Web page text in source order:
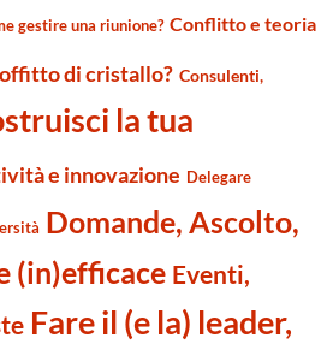
gestire una riunione? Conflitto e teoria
di cristallo? Consulenti,
la tua
e innovazione Delegare
Domande, Ascolto,
(in)efficace Eventi,
Fare il (e la) leader,